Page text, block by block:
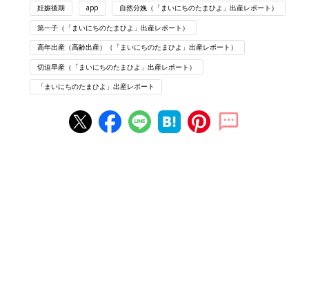
内診を何回かしながら、進みは順調だけど子宮口が13時30分頃
5、6cmで停滞してしまったので、早く産みたいと促進剤をお願
いする。
静かなお産だと褒められてたけど、促進剤投与してからの陣痛が
めちゃめちゃ強くなり、ここから叫び始める笑
感覚も短くなって14時50分頃かな？猛烈にいきみたくなり内診
すると子宮口全開で、遂に分娩台をセットして産む準備に。。
ここから30分かからず陣痛来る度にいきんで、5セット目くらい
かなー？のときにやっと産まれました。
妊娠後期 app 自然分娩（「まいにちのたまひよ」出産レポート）
第一子（「まいにちのたまひよ」出産レポート）
高年出産（高齢出産）（「まいにちのたまひよ」出産レポート）
切迫早産（「まいにちのたまひよ」出産レポート）
「まいにちのたまひよ」出産レポート